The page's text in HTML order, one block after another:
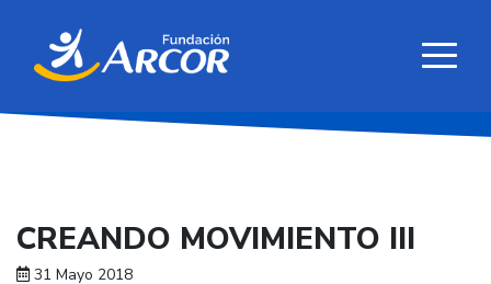
CREANDO MOVIMIENTO III
31 Mayo 2018